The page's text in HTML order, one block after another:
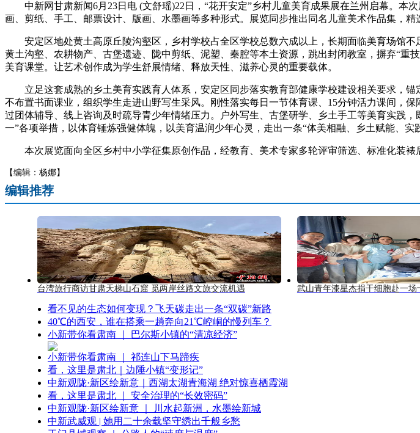
中新网甘肃新闻6月23日电 (文舒瑶)22日，“花开安定”乡村儿童美育成果展在兰州启幕。本
画、剪纸、手工、邮票设计、版画、水墨画等多种形式。展览同步推出同名儿童美术作品集，精
安定区地处黄土高原丘陵沟壑区，乡村学校占全区学校总数六成以上，长期面临美育场馆不
黄土沟壑、农耕物产、古堡遗迹、陇中剪纸、泥塑、秦腔等本土资源，跳出封闭教室，摒弃“
美育课堂。让艺术创作成为学生舒展情绪、释放天性、滋养心灵的重要载体。
立足这套成熟的乡土美育实践育人体系，安定区同步落实教育部健康学校建设相关要求，锚
不布置书面课业，组织学生走进山野写生采风。刚性落实每日一节体育课、15分钟活力课间，
过团体辅导、线上咨询及时疏导青少年情绪压力。户外写生、古堡研学、乡土手工等美育实践
一”各项举措，以体育锤炼强健体魄，以美育温润少年心灵，走出一条“体美相融、乡土赋能、实
本次展览面向全区乡村中小学征集原创作品，经教育、美术专家多轮评审筛选、标准化装裱
【编辑：杨娜】
编辑推荐
台湾旅行商访甘肃天梯山石窟 觅两岸丝路文旅交流机遇 武山青年漆星杰捐干细胞赴一场
看不见的生态如何变现？飞天碳走出一条“双碳”新路
40℃的西安，谁在搭乘一趟奔向21℃崆峒的慢列车？
小新带你看肃南 ｜ 巴尔斯小镇的“清凉经济”
小新带你看肃南 ｜ 祁连山下马蹄疾
看，这里是肃北｜边陲小镇“变形记”
中新观陇·新区绘新意｜西湖太湖青海湖 绝对惊喜栖霞湖
看，这里是肃北 ｜ 安全治理的“长效密码”
中新观陇·新区绘新意 ｜ 川水起新洲，水墨绘新城
中新武威观 | 她用二十余载坚守绣出千般乡愁